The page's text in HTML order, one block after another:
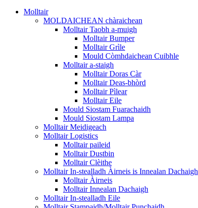
Molltair
MOLDAICHEAN chàraichean
Molltair Taobh a-muigh
Molltair Bumper
Molltair Grìle
Mould Còmhdaichean Cuibhle
Molltair a-staigh
Molltair Doras Càr
Molltair Deas-bhòrd
Molltair Pìlear
Molltair Eile
Mould Siostam Fuarachaidh
Mould Siostam Lampa
Molltair Meidigeach
Molltair Logistics
Molltair paileid
Molltair Dustbin
Molltair Clèithe
Molltair In-stealladh Àirneis is Innealan Dachaigh
Molltair Àirneis
Molltair Innealan Dachaigh
Molltair In-stealladh Eile